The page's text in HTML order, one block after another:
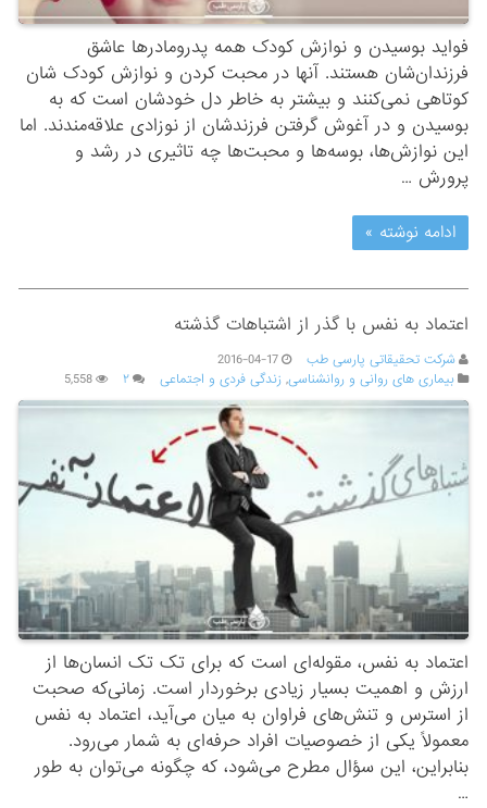
فواید بوسیدن و نوازش کودک همه پدرومادرها عاشق
فرزندان‌شان هستند. آنها در محبت کردن و نوازش کودک شان
کوتاهی نمی‌کنند و بیشتر به خاطر دل خودشان است که به
بوسیدن و در آغوش گرفتن فرزندشان از نوزادی علاقه‌مندند. اما
این نوازش‌ها، بوسه‌ها و محبت‌ها چه تاثیری در رشد و
پرورش …
ادامه نوشته »
اعتماد به نفس با گذر از اشتباهات گذشته
شرکت تحقیقاتی پارسی طب
2016-04-17
بیماری های روانی و روانشناسی,زندگی فردی و اجتماعی ۲ 5,558
اعتماد به نفس، مقوله‌ای است که برای تک تک انسان‌ها از
ارزش و اهمیت بسیار زیاد‌ی برخورد‌ار است. زمانی‌که صحبت
از استرس و تنش‌های فراوان به میان می‌آید‌، اعتماد به نفس
معمولاً یکی از خصوصیات افراد‌ حرفه‌ای به شمار می‌‌رود‌.
بنابراین، این سؤال مطرح می‌‌شود‌، که چگونه می‌‌توان به طور
…